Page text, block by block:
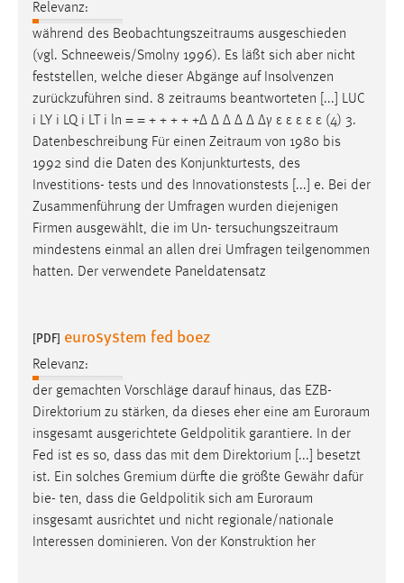
Relevanz:
während des Beobachtungszeitraums ausgeschieden
(vgl. Schneeweis/Smolny 1996). Es läßt sich aber nicht
feststellen, welche dieser Abgänge auf Insolvenzen
zurückzuführen sind. 8 zeitraums beantworteten [...] LUC
i LY i LQ i LT i ln = = + + + + +∆ ∆ ∆ ∆ ∆ ∆γ ε ε ε ε ε (4) 3.
Datenbeschreibung Für einen Zeitraum von 1980 bis
1992 sind die Daten des Konjunkturtests, des
Investitions- tests und des Innovationstests [...] e. Bei der
Zusammenführung der Umfragen wurden diejenigen
Firmen ausgewählt, die im Un- tersuchungszeitraum
mindestens einmal an allen drei Umfragen teilgenommen
hatten. Der verwendete Paneldatensatz
[PDF] eurosystem fed boez
Relevanz:
der gemachten Vorschläge darauf hinaus, das EZB-
Direktorium zu stärken, da dieses eher eine am Euroraum
insgesamt ausgerichtete Geldpolitik garantiere. In der
Fed ist es so, dass das mit dem Direktorium [...] besetzt
ist. Ein solches Gremium dürfte die größte Gewähr dafür
bie- ten, dass die Geldpolitik sich am Euroraum
insgesamt ausrichtet und nicht regionale/nationale
Interessen dominieren. Von der Konstruktion her
Cookie Laufzeit:
Max. 13 Monate
MARKETING
Marketing Cookies werden von Drittanbietern
verwendet, um personalisierte Werbung anzuzeigen.
Sie tun dies, indem sie Besucher über Websites
hinweg verfolgen.
Google Ads
Anbieter:
Google Ireland Limited
Zweck:
Conversion-Tracking
Cookie Laufzeit:
3 Monate
Facebook Pixel